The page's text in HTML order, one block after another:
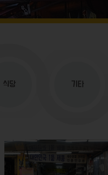
식당 기타